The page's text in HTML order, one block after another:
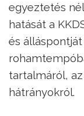
egyeztetés
hatását a
és
tartalmáról,
hátrányokról.